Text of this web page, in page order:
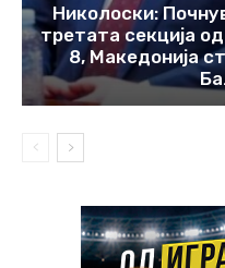
Николоски:
третата секција
8, Македонија